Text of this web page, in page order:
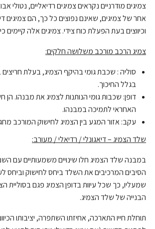
צמיגים מודרניים נקראים צמיגים רדיאליים, נטולי
אחר של צמיגים, שאינם נפוצים כל כך, הם צמיגים
וכיווצים בעת הפעלת כוח צידי. צמיגים אלה
צמיג הרכב מורכב משלושה חלקים:
סוליה : שכבת גומי בהיקף הצמיג, בעלת
בגלל החיכוך.
דופן: שכבות גומי הנותנות לצמיג את מבנהו.
האחראי לתמיכה במבנהו.
עקב: אזור המגע בין הצמיג לחישוק המורכב
שלד הצמיג – דיאגונלי / רדיאלי / מעורב:
הסיבים המרכיבים את השלד ביחס לחישוק וביחס
שמעליו, כך שכל עיוות בדופן הצמיג פגם בסוליית
הבנייה של שלד הצמיג.
תוחלת חייו התארכה, אחיזתו השתפרה, יציבותו